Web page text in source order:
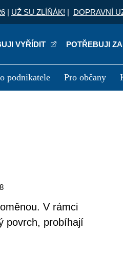
| UŽ SU ZLÍŇÁK! | DOPRAVNÍ
VYŘÍDIT POTŘEBUJI
podnikatele Pro občany
V rámci
povrch, probíhají